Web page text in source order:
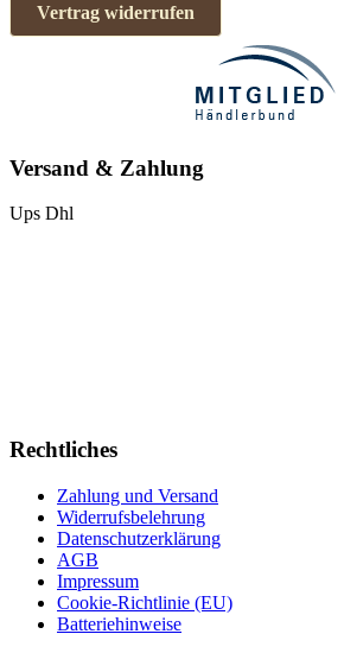
Vertrag widerrufen
Versand & Zahlung
Ups Dhl
Rechtliches
Zahlung und Versand
Widerrufsbelehrung
Datenschutzerklärung
AGB
Impressum
Cookie-Richtlinie (EU)
Batteriehinweise